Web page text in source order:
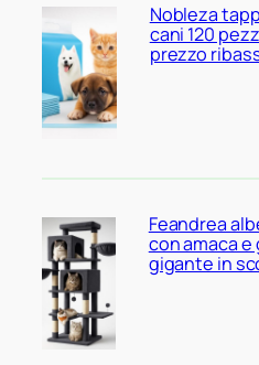
Nobleza
cani 120
prezzo
Feandrea
con amaca
gigante in